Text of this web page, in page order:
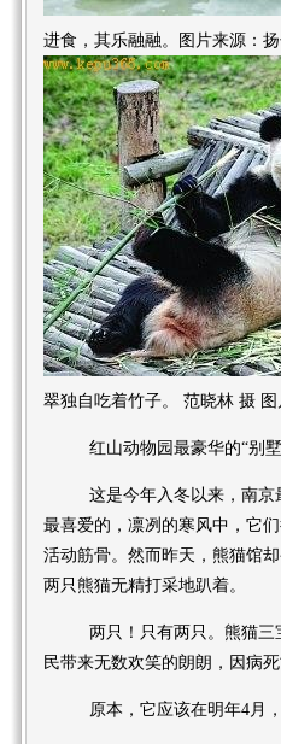
进食，其乐融融。图片来源：
翠独自吃着竹子。 范晓林 摄
红山动物园最豪华的“别墅
这是今年入冬以来，南京
最喜爱的，凛冽的寒风中，它
活动筋骨。然而昨天，熊猫馆
两只熊猫无精打采地趴着。
两只！只有两只。熊猫三宝
民带来无数欢笑的朗朗，因病
原本，它应该在明年4月，